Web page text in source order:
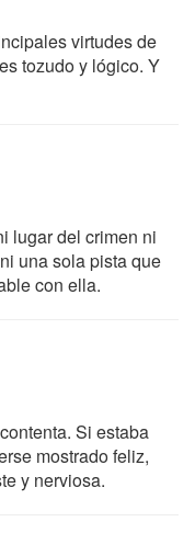
virtudes de
tozudo y lógico. Y
lugar del crimen ni
una sola pista que
con ella.
Si estaba
mostrado feliz,
y nerviosa.